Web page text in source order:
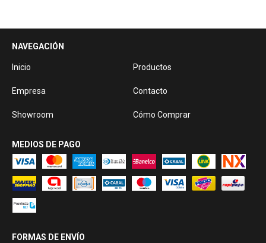
NAVEGACIÓN
Inicio Productos
Empresa Contacto
Showroom Cómo Comprar
MEDIOS DE PAGO
FORMAS DE ENVÍO